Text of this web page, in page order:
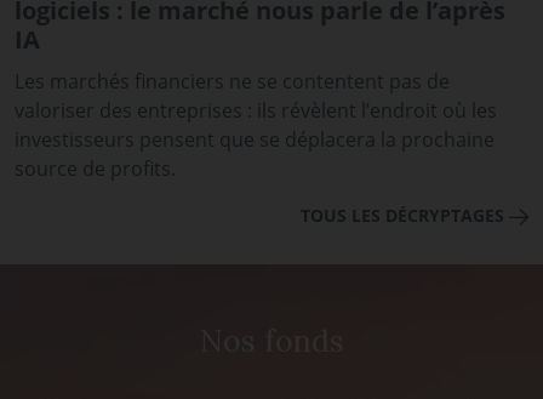
logiciels : le marché nous parle de l’après
IA
Les marchés financiers ne se contentent pas de
valoriser des entreprises : ils révèlent l’endroit où les
investisseurs pensent que se déplacera la prochaine
source de profits.
TOUS LES DÉCRYPTAGES